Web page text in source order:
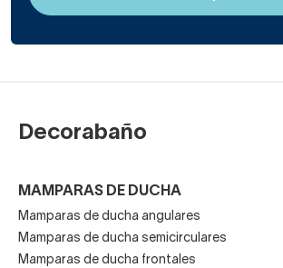
Decorabaño
MAMPARAS DE DUCHA
Mamparas de ducha angulares
Mamparas de ducha semicirculares
Mamparas de ducha frontales